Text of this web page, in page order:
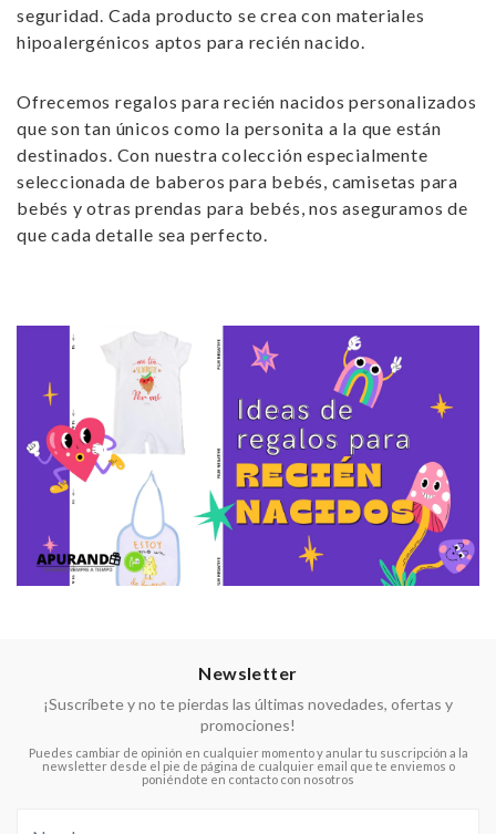
seguridad. Cada producto se crea con materiales
hipoalergénicos aptos para recién nacido.
Ofrecemosregalos para recién nacidos personalizados
que son tan únicos como la personita a la que están
destinados. Con nuestra colección especialmente
seleccionada de baberos para bebés, camisetas para
bebés y otras prendas para bebés, nos aseguramos de
que cada detalle sea perfecto.
Newsletter
¡Suscríbete y no te pierdas las últimas novedades, ofertas y
promociones!
Puedes cambiar de opinión en cualquier momento y anular tu suscripción a la
newsletter desde el pie de página de cualquier email que te enviemos o
poniéndote en contacto con nosotros